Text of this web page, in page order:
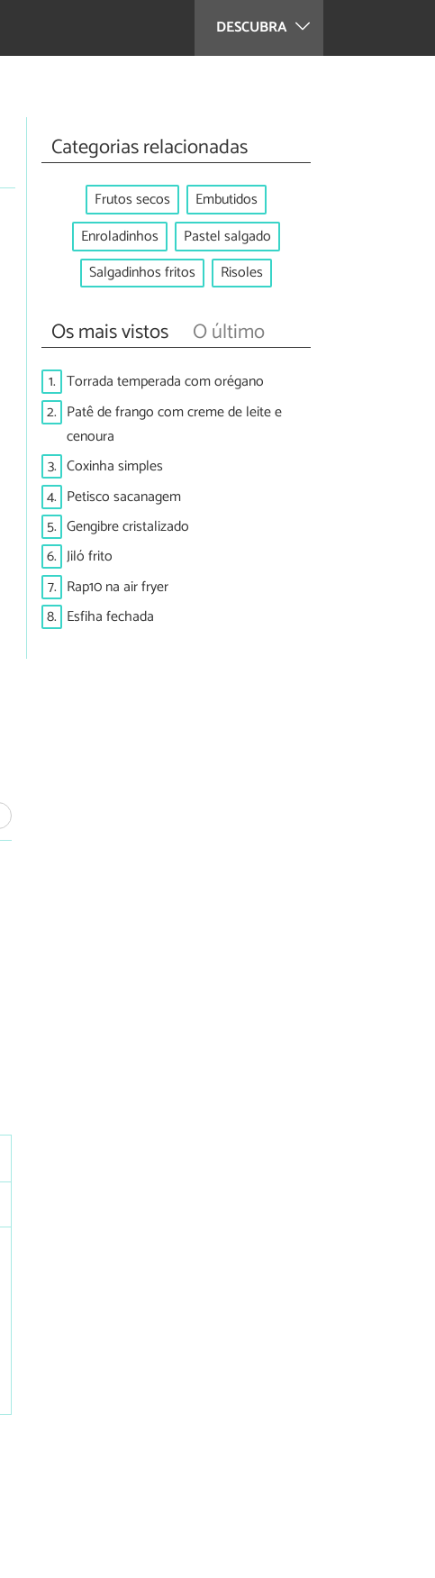
DESCUBRA
Categorias relacionadas
Frutos secos
Embutidos
Enroladinhos
Pastel salgado
Salgadinhos fritos
Risoles
Os mais vistos O último
1. Torrada temperada com orégano
2. Patê de frango com creme de leite e
cenoura
3. Coxinha simples
4. Petisco sacanagem
5. Gengibre cristalizado
6. Jiló frito
7. Rap10 na air fryer
8. Esfiha fechada